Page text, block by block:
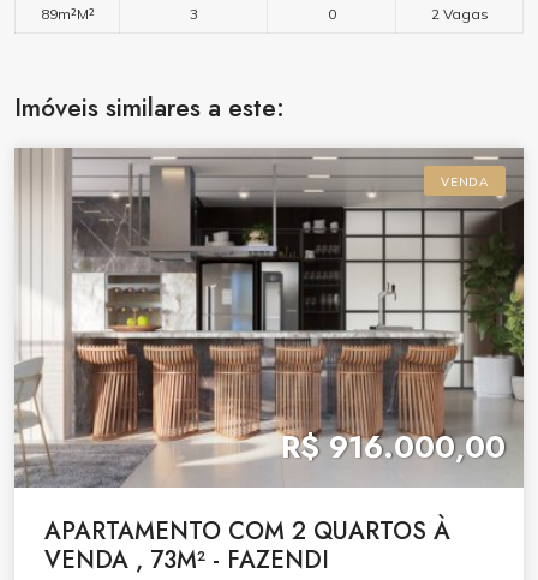
89m²M² 3 0 2 Vagas
Imóveis similares a este:
VENDA
R$ 916.000,00
APARTAMENTO COM 2 QUARTOS À
VENDA , 73M² - FAZENDI